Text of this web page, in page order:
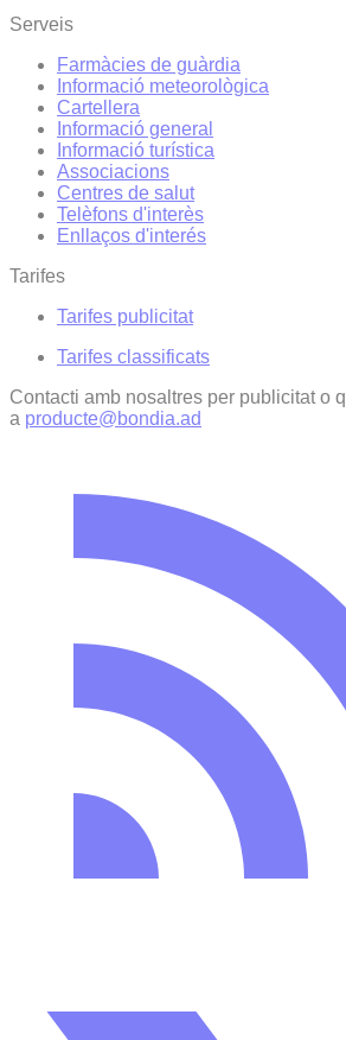
Serveis
Farmàcies de guàrdia
Informació meteorològica
Cartellera
Informació general
Informació turística
Associacions
Centres de salut
Telèfons d'interès
Enllaços d'interés
Tarifes
Tarifes publicitat
Tarifes classificats
Contacti amb nosaltres per publicitat o
a producte@bondia.ad